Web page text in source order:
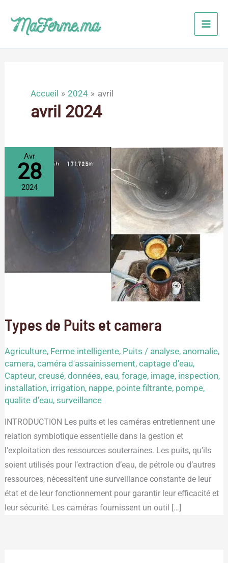
contenu
Accueil 2024 avril
avril 2024
Avr
28
2024
Types de Puits et camera
Agriculture, Ferme intelligente, Puits / analyse, anomalie,
camera,caméra d'assainissement,captage d'eau,
Capteur,creusé,données,eau,forage, image, inspection,
installation, irrigation, nappe, pointe filtrante, pompe,
qualite d'eau,surveillance
INTRODUCTION Les puits et les caméras entretiennent une
relation symbiotique essentielle dans la gestion et
l’exploitation des ressources souterraines. Les puits, qu’ils
soient utilisés pour l’extraction d’eau, de pétrole ou d’autres
ressources, nécessitent une surveillance constante de leur
état et de leur fonctionnement pour garantir leur efficacité et
leur sécurité. Les caméras fournissent un outil […]